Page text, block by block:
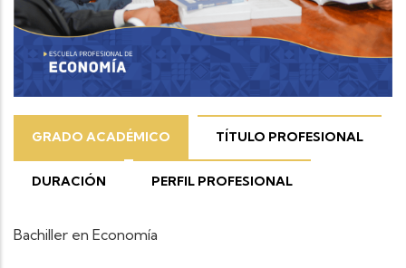
GRADO ACADÉMICO TÍTULO PROFESIONAL
DURACIÓN PERFIL PROFESIONAL
Bachiller en Economía